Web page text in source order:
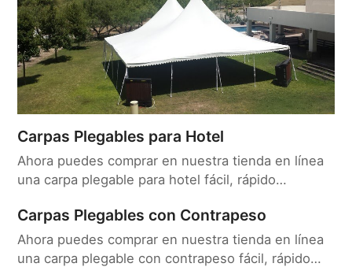
Carpas Plegables para Hotel
Ahora puedes comprar en nuestra tienda en línea
una carpa plegable para hotel fácil, rápido…
Carpas Plegables con Contrapeso
Ahora puedes comprar en nuestra tienda en línea
una carpa plegable con contrapeso fácil, rápido…